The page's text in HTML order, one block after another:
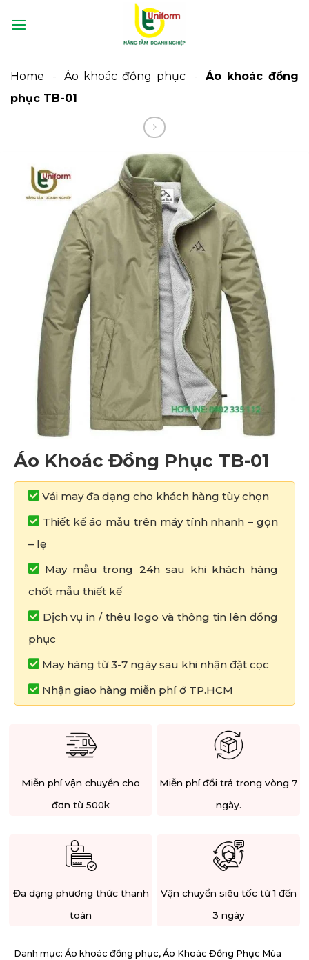
qua
Home
- Áo khoác đồng phục -
Áo khoác đồng
phục TB-01
Áo Khoác Đồng Phục TB-01
Vải may đa dạng cho khách hàng tùy chọn
Thiết kế áo mẫu trên máy tính nhanh – gọn
– lẹ
May mẫu trong 24h sau khi khách hàng
chốt mẫu thiết kế
Dịch vụ in / thêu logo và thông tin lên đồng
phục
May hàng từ 3-7 ngày sau khi nhận đặt cọc
Nhận giao hàng miễn phí ở TP.HCM
Miễn phí vận chuyển cho
đơn từ 500k
Miễn phí đổi trả trong vòng 7
ngày.
Đa dạng phương thức thanh
toán
Vận chuyển siêu tốc từ 1 đến
3 ngày
Danh mục: Áo khoác đồng phục, Áo Khoác Đồng Phục Mùa